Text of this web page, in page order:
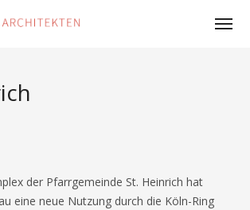
der Pfarrgemeinde St. Heinrich hat
eine neue Nutzung durch die Köln-Ring